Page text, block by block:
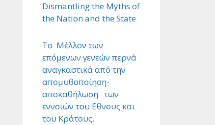
Dismantling the Myths of
the Nation and the State
Το Μέλλον των
επόμενων γενεών περνά
αναγκαστικά από την
απομυθοποίηση-
αποκαθήλωση των
εννοιών του ΄Εθνους και
του Κράτους.